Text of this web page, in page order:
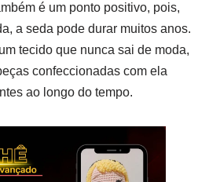
é um ponto positivo, pois,
a seda pode durar muitos anos.
tecido que nunca sai de moda,
confeccionadas com ela
ao longo do tempo.